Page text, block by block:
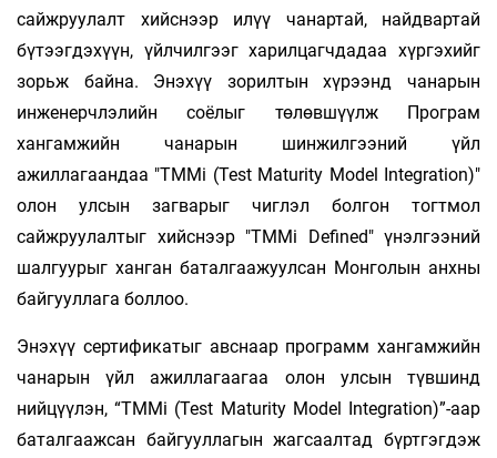
сайжруулалт хийснээр илүү чанартай, найдвартай
бүтээгдэхүүн, үйлчилгээг харилцагчдадаа хүргэхийг
зорьж байна. Энэхүү зорилтын хүрээнд чанарын
инженерчлэлийн соёлыг төлөвшүүлж Програм
хангамжийн чанарын шинжилгээний үйл
ажиллагаандаа "TMMi (Test Maturity Model Integration)"
олон улсын загварыг чиглэл болгон тогтмол
сайжруулалтыг хийснээр "TMMi Defined" үнэлгээний
шалгуурыг ханган баталгаажуулсан Монголын анхны
байгууллага боллоо.
Энэхүү сертификатыг авснаар программ хангамжийн
чанарын үйл ажиллагаагаа олон улсын түвшинд
нийцүүлэн, “TMMi (Test Maturity Model Integration)”-аар
баталгаажсан байгууллагын жагсаалтад бүртгэгдэж